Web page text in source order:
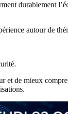
durablement
autour de
et de mieux